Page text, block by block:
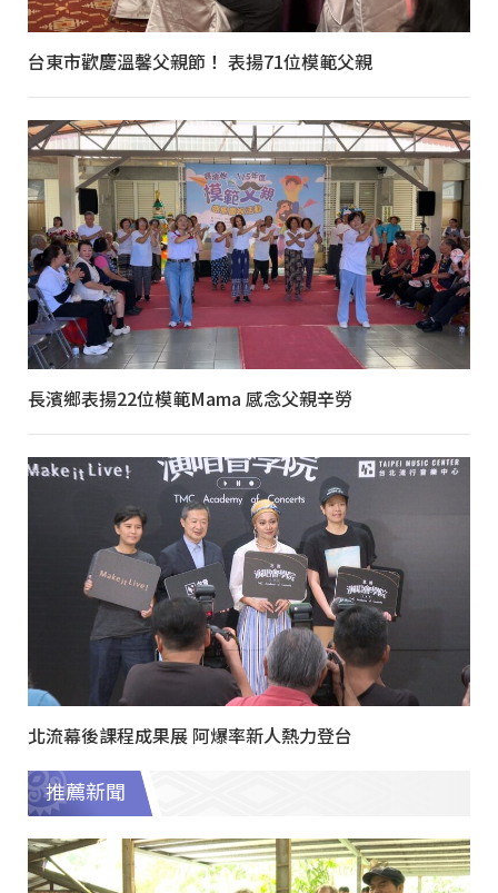
台東市歡慶溫馨父親節！ 表揚71位模範父親
長濱鄉表揚22位模範Mama 感念父親辛勞
北流幕後課程成果展 阿爆率新人熱力登台
推薦新聞